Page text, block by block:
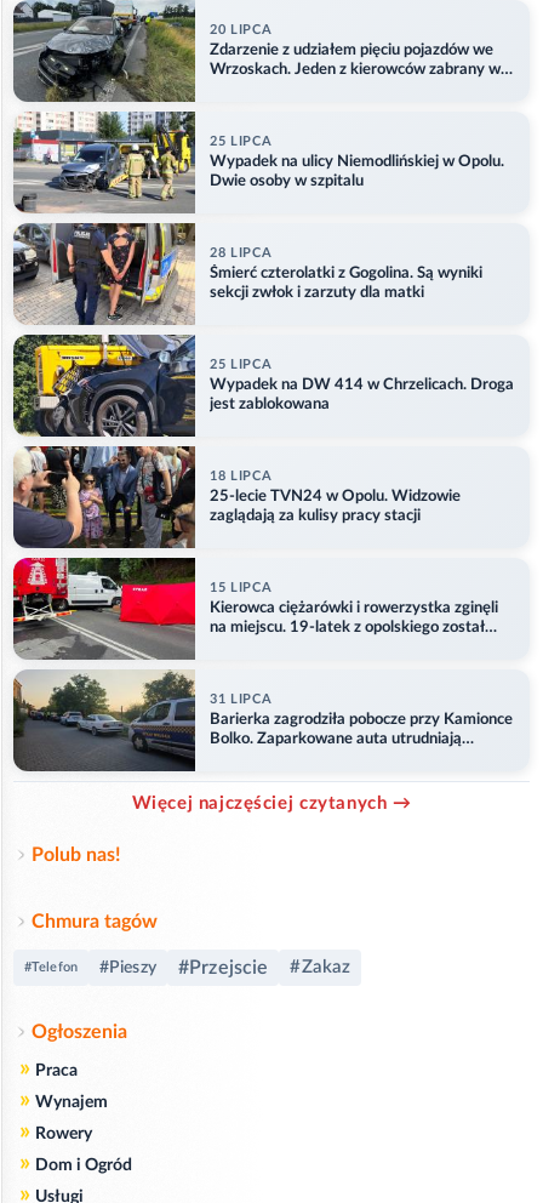
20 LIPCA
Zdarzenie z udziałem pięciu pojazdów we
Wrzoskach. Jeden z kierowców zabrany w
25 LIPCA
Wypadek na ulicy Niemodlińskiej w Opolu.
Dwie osoby w szpitalu
28 LIPCA
Śmierć czterolatki z Gogolina. Są wyniki
sekcji zwłok i zarzuty dla matki
25 LIPCA
Wypadek na DW 414 w Chrzelicach. Droga
jest zablokowana
18 LIPCA
25-lecie TVN24 w Opolu. Widzowie
zaglądają za kulisy pracy stacji
15 LIPCA
Kierowca ciężarówki i rowerzystka zginęli
na miejscu. 19-latek z opolskiego został
31 LIPCA
Barierka zagrodziła pobocze przy Kamionce
Bolko. Zaparkowane auta utrudniają
Więcej najczęściej czytanych →
Polub nas!
Chmura tagów
#Telefon #Pieszy #Przejscie #Zakaz
Ogłoszenia
» Praca
» Wynajem
» Rowery
» Dom i Ogród
» Usługi